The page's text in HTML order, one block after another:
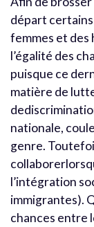
départ certains
femmes et des
l’égalité des
puisque ce
matière de
nationale,
genre.
l’intégration
immigrantes).
chances entre